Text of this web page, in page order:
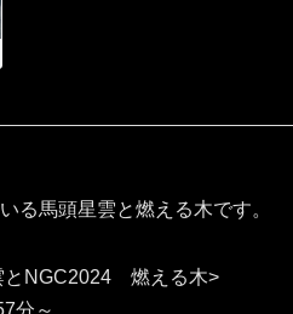
る馬頭星雲と燃える木です。
NGC2024 燃える木>
分～